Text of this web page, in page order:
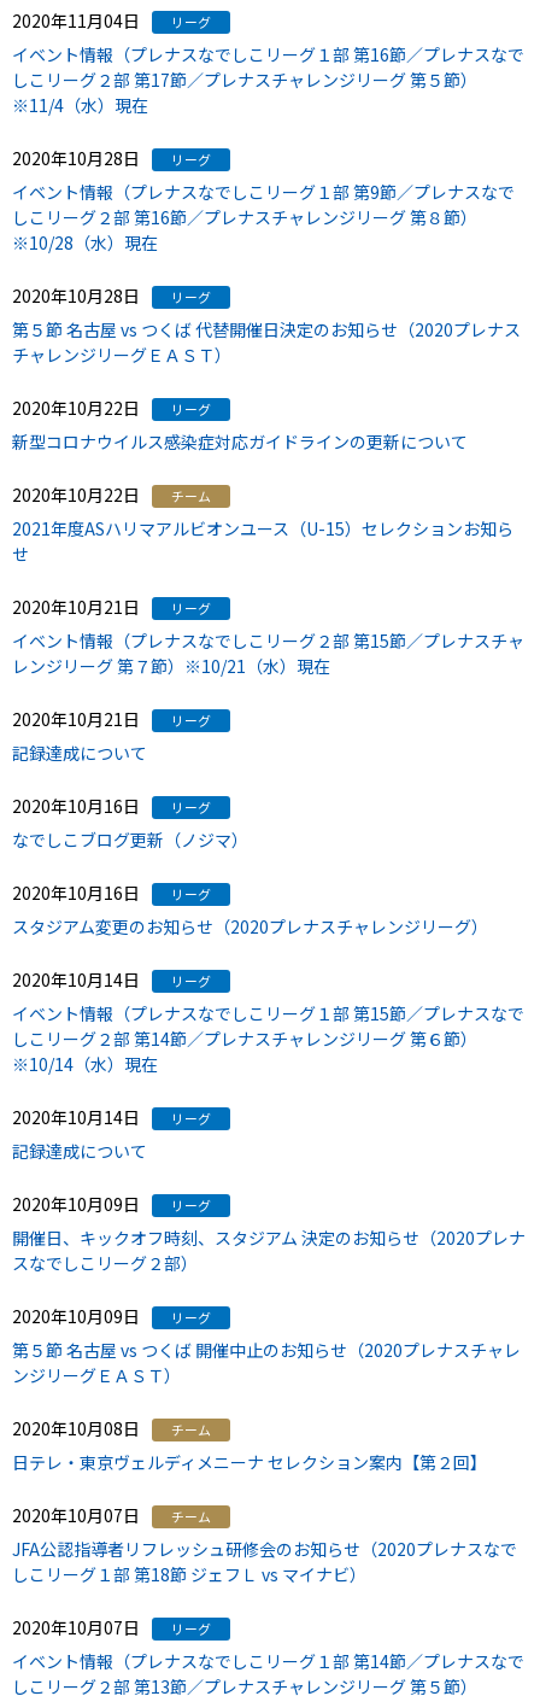
2020年11月04日 リーグ
イベント情報（プレナスなでしこリーグ１部 第16節／プレナスなで
しこリーグ２部 第17節／プレナスチャレンジリーグ 第５節）
※11/4（水）現在
2020年10月28日 リーグ
イベント情報（プレナスなでしこリーグ１部 第9節／プレナスなで
しこリーグ２部 第16節／プレナスチャレンジリーグ 第８節）
※10/28（水）現在
2020年10月28日 リーグ
第５節 名古屋 vs つくば 代替開催日決定のお知らせ（2020プレナス
チャレンジリーグＥＡＳＴ）
2020年10月22日 リーグ
新型コロナウイルス感染症対応ガイドラインの更新について
2020年10月22日 チーム
2021年度ASハリマアルビオンユース（U-15）セレクションお知ら
せ
2020年10月21日 リーグ
イベント情報（プレナスなでしこリーグ２部 第15節／プレナスチャ
レンジリーグ 第７節）※10/21（水）現在
2020年10月21日 リーグ
記録達成について
2020年10月16日 リーグ
なでしこブログ更新（ノジマ）
2020年10月16日 リーグ
スタジアム変更のお知らせ（2020プレナスチャレンジリーグ）
2020年10月14日 リーグ
イベント情報（プレナスなでしこリーグ１部 第15節／プレナスなで
しこリーグ２部 第14節／プレナスチャレンジリーグ 第６節）
※10/14（水）現在
2020年10月14日 リーグ
記録達成について
2020年10月09日 リーグ
開催日、キックオフ時刻、スタジアム 決定のお知らせ（2020プレナ
スなでしこリーグ２部）
2020年10月09日 リーグ
第５節 名古屋 vs つくば 開催中止のお知らせ（2020プレナスチャレ
ンジリーグＥＡＳＴ）
2020年10月08日 チーム
日テレ・東京ヴェルディメニーナ セレクション案内【第２回】
2020年10月07日 チーム
JFA公認指導者リフレッシュ研修会のお知らせ（2020プレナスなで
しこリーグ１部 第18節 ジェフＬ vs マイナビ）
2020年10月07日 リーグ
イベント情報（プレナスなでしこリーグ１部 第14節／プレナスなで
しこリーグ２部 第13節／プレナスチャレンジリーグ 第５節）